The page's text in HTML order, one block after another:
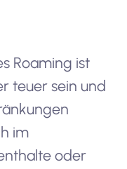
Roaming ist
teuer sein und
im
oder